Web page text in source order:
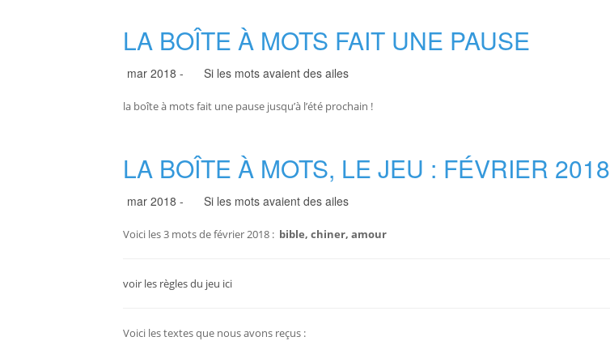
LA BOÎTE À MOTS FAIT UNE PAUSE
mar 2018 - Si les mots avaient des ailes
la boîte à mots fait une pause jusqu’à l’été prochain !
LA BOÎTE À MOTS, LE JEU : FÉVRIER 2018
mar 2018 - Si les mots avaient des ailes
Voici les 3 mots de février 2018 : bible, chiner, amour
voir les règles du jeu ici
Voici les textes que nous avons reçus :